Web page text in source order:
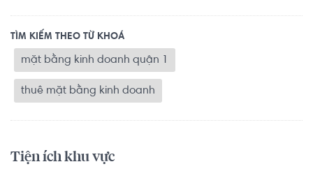
TÌM KIẾM THEO TỪ KHOÁ
mặt bằng kinh doanh quận 1
thuê mặt bằng kinh doanh
Tiện ích khu vực